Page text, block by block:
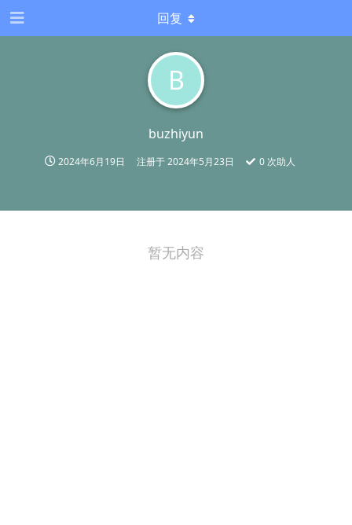
B
buzhiyun
2024年6月19日 注册于2024年5月23日 0 次助人
回复
暂无内容